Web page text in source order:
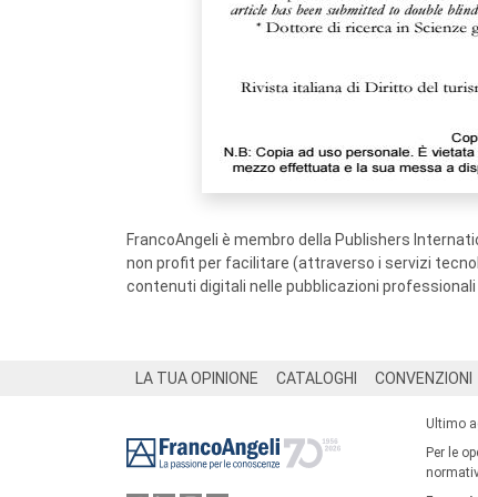
FrancoAngeli è membro della Publishers
non profit per facilitare (attraverso i servizi
contenuti digitali nelle pubblicazioni professionali
LA TUA OPINIONE CATALOGHI CONVENZIONI
Ultimo
Per le